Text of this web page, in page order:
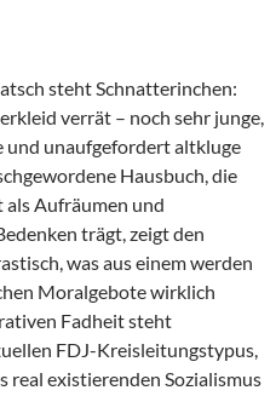
steht Schnatterinchen:
verrät – noch sehr junge,
und unaufgefordert altkluge
Hausbuch, die
als Aufräumen und
trägt, zeigt den
was aus einem werden
Moralgebote wirklich
Fadheit steht
FDJ-Kreisleitungstypus,
real existierenden Sozialismus